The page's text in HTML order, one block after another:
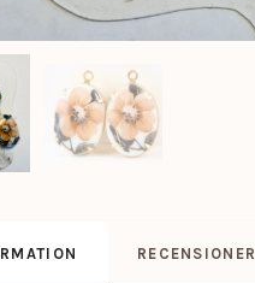
RECENSIONER